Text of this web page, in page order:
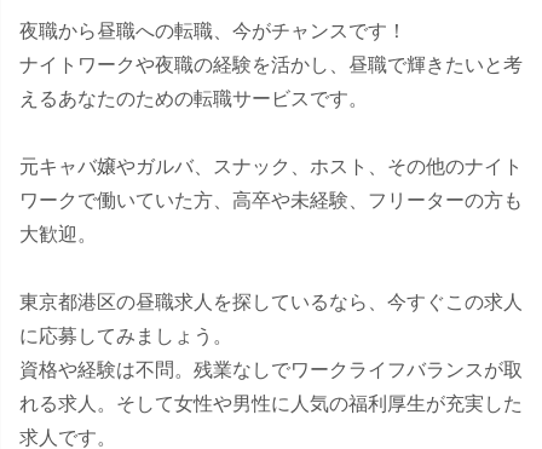
夜職から昼職への転職、今がチャンスです！
ナイトワークや夜職の経験を活かし、昼職で輝きたいと考
えるあなたのための転職サービスです。
元キャバ嬢やガルバ、スナック、ホスト、その他のナイト
ワークで働いていた方、高卒や未経験、フリーターの方も
大歓迎。
東京都港区の昼職求人を探しているなら、今すぐこの求人
に応募してみましょう。
資格や経験は不問。残業なしでワークライフバランスが取
れる求人。そして女性や男性に人気の福利厚生が充実した
求人です。